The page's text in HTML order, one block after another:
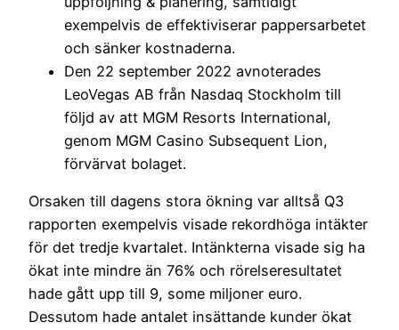
exempelvis de effektiviserar pappersarbetet
och sänker kostnaderna.
Den 22 september 2022 avnoterades
LeoVegas AB från Nasdaq Stockholm till
följd av att MGM Resorts International,
genom MGM Casino Subsequent Lion,
förvärvat bolaget.
Orsaken till dagens stora ökning var alltså Q3
rapporten exempelvis visade rekordhöga intäkter
för det tredje kvartalet. Intänkterna visade sig ha
ökat inte mindre än 76% och rörelseresultatet
hade gått upp till 9, some miljoner euro.
Dessutom hade antalet insättande kunder ökat